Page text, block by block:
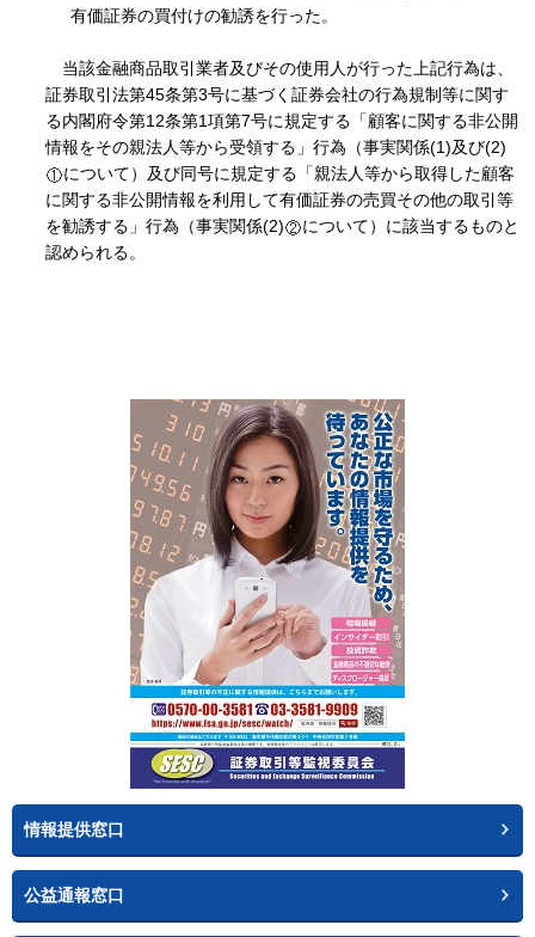
有価証券の買付けの勧誘を行った。
当該金融商品取引業者及びその使用人が行った上記行為は、
証券取引法第45条第3号に基づく証券会社の行為規制等に関す
る内閣府令第12条第1項第7号に規定する「顧客に関する非公開
情報をその親法人等から受領する」行為（事実関係(1)及び(2)
について）及び同号に規定する「親法人等から取得した顧客
に関する非公開情報を利用して有価証券の売買その他の取引等
を勧誘する」行為（事実関係(2)
について）に該当するものと
認められる。
情報提供窓口
公益通報窓口